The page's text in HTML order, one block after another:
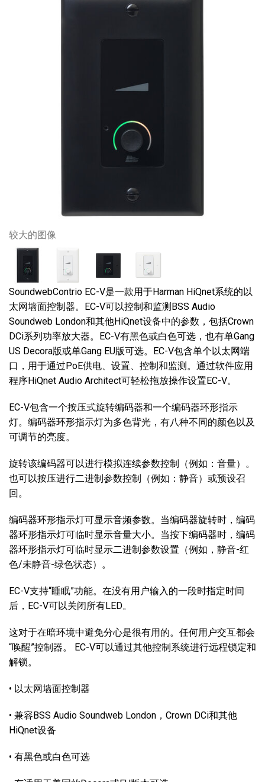
较大的图像
SoundwebContrio EC-V是一款用于Harman HiQnet系统的以
太网墙面控制器。EC-V可以控制和监测BSS Audio
Soundweb London和其他HiQnet设备中的参数，包括Crown
DCi系列功率放大器。EC-V有黑色或白色可选，也有单Gang
US Decora版或单Gang EU版可选。EC-V包含单个以太网端
口，用于通过PoE供电、设置、控制和监测。通过软件应用
程序HiQnet Audio Architect可轻松拖放操作设置EC-V。
EC-V包含一个按压式旋转编码器和一个编码器环形指示
灯。编码器环形指示灯为多色背光，有八种不同的颜色以及
可调节的亮度。
旋转该编码器可以进行模拟连续参数控制（例如：音量）。
也可以按压进行二进制参数控制（例如：静音）或预设召
回。
编码器环形指示灯可显示音频参数。当编码器旋转时，编码
器环形指示灯可临时显示音量大小。当按下编码器时，编码
器环形指示灯可临时显示二进制参数设置（例如，静音-红
色/未静音-绿色状态）。
EC-V支持“睡眠”功能。在没有用户输入的一段时指定时间
后，EC-V可以关闭所有LED。
这对于在暗环境中避免分心是很有用的。任何用户交互都会
“唤醒”控制器。 EC-V可以通过其他控制系统进行远程锁定和
解锁。
• 以太网墙面控制器
• 兼容BSS Audio Soundweb London，Crown DCi和其他
HiQnet设备
• 有黑色或白色可选